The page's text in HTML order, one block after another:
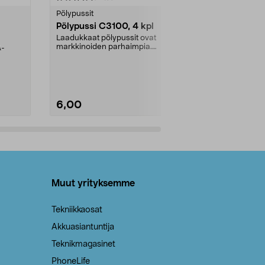
Pölypussit
Pölypussi C3100, 4 kpl
Laadukkaat pölypussit ovat
markkinoiden parhaimpia.
6,00
Muut yrityksemme
Tekniikkaosat
Akkuasiantuntija
Teknikmagasinet
PhoneLife